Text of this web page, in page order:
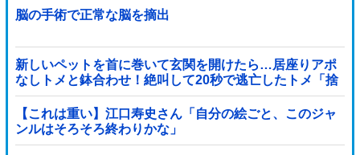
脳の手術で正常な脳を摘出
新しいペットを首に巻いて玄関を開けたら…居座りアポ
なしトメと鉢合わせ！絶叫して20秒で逃亡したトメ「捨
てないと二度と行ってあげない！」←もう来なくて大丈
夫ですｗ
【これは重い】江口寿史さん「自分の絵ごと、このジャ
ンルはそろそろ終わりかな」